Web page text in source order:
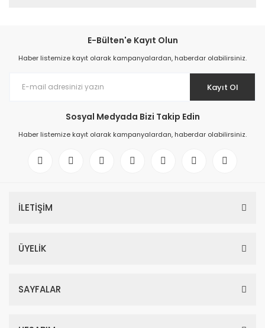
E-Bülten'e Kayıt Olun
Haber listemize kayıt olarak kampanyalardan, haberdar olabilirsiniz.
Kayıt Ol
Sosyal Medyada Bizi Takip Edin
Haber listemize kayıt olarak kampanyalardan, haberdar olabilirsiniz.
İLETİŞİM
ÜYELİK
SAYFALAR